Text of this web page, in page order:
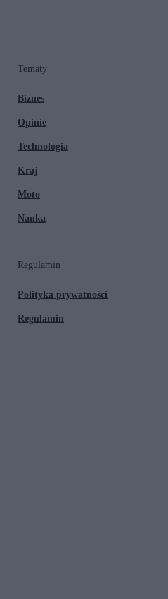
Tematy
Biznes
Opinie
Technologia
Kraj
Moto
Nauka
Regulamin
Polityka prywatności
Regulamin